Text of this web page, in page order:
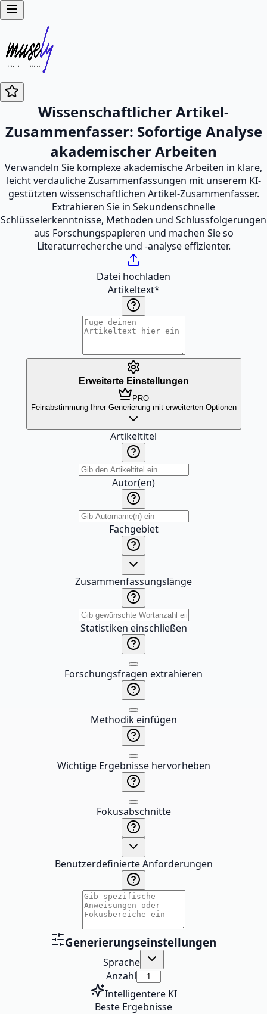
Wissenschaftlicher Artikel-
Zusammenfasser: Sofortige Analyse
akademischer Arbeiten
Verwandeln Sie komplexe akademische Arbeiten in klare,
leicht verdauliche Zusammenfassungen mit unserem KI-
gestützten wissenschaftlichen Artikel-Zusammenfasser.
Extrahieren Sie in Sekundenschnelle
Schlüsselerkenntnisse, Methoden und Schlussfolgerungen
aus Forschungspapieren und machen Sie so
Literaturrecherche und -analyse effizienter.
Datei hochladen
Artikeltext*
Erweiterte Einstellungen
PRO
Feinabstimmung Ihrer Generierung mit erweiterten Optionen
Artikeltitel
Autor(en)
Fachgebiet
Zusammenfassungslänge
Statistiken einschließen
Forschungsfragen extrahieren
Methodik einfügen
Wichtige Ergebnisse hervorheben
Fokusabschnitte
Benutzerdefinierte Anforderungen
Generierungseinstellungen
Sprache
Anzahl
Intelligentere KI
Beste Ergebnisse